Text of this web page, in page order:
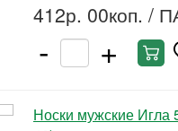
412р. 00коп. /
- +
Носки мужские Игла